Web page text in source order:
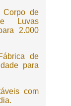
Corpo de
Luvas
2.000
de
para
com